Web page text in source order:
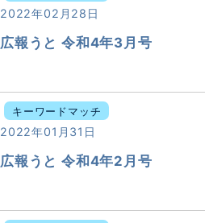
2022年02月28日
広報うと 令和4年3月号
キーワードマッチ
2022年01月31日
広報うと 令和4年2月号